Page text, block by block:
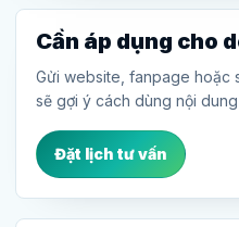
Cần áp dụng cho
Gửi website, fanpage hoặc
sẽ gợi ý cách dùng nội
Đặt lịch tư vấn